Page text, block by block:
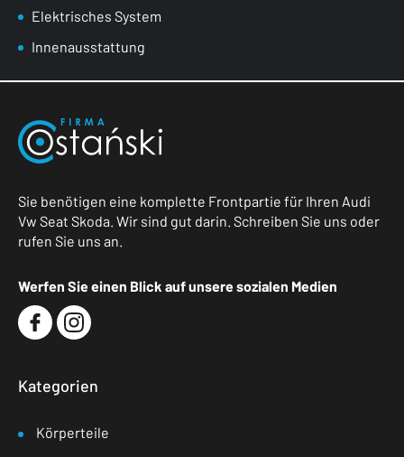
Elektrisches System
Innenausstattung
Sie benötigen eine komplette Frontpartie für Ihren Audi
Vw Seat Skoda. Wir sind gut darin. Schreiben Sie uns oder
rufen Sie uns an.
Werfen Sie einen Blick auf unsere sozialen Medien
Kategorien
Körperteile